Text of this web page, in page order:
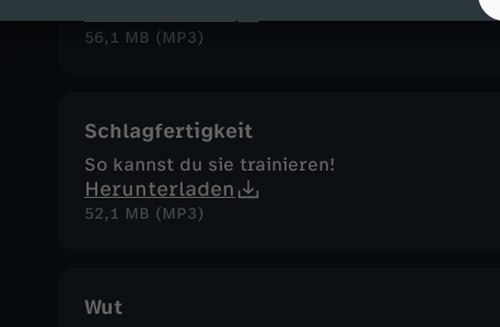
56,1 MB (MP3)
Schlagfertigkeit
So kannst du sie trainieren!
Herunterladen
52,1 MB (MP3)
Wut